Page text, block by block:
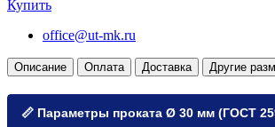
Купить
office@ut-mk.ru
Описание Оплата Доставка Другие
📏 Параметры проката Ø 30 мм (ГОСТ